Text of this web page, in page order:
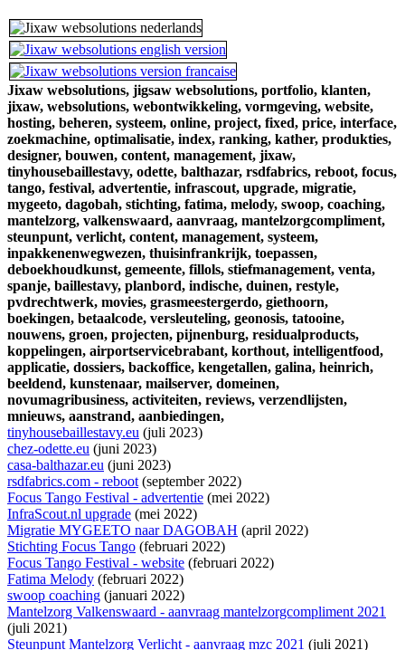
Jixaw websolutions, jigsaw websolutions, portfolio, klanten,
jixaw, websolutions, webontwikkeling, vormgeving, website,
hosting, beheren, systeem, online, project, fixed, price, interface,
zoekmachine, optimalisatie, index, ranking, kather, produkties,
designer, bouwen, content, management, jixaw,
tinyhousebaillestavy, odette, balthazar, rsdfabrics, reboot, focus,
tango, festival, advertentie, infrascout, upgrade, migratie,
mygeeto, dagobah, stichting, fatima, melody, swoop, coaching,
mantelzorg, valkenswaard, aanvraag, mantelzorgcompliment,
steunpunt, verlicht, content, management, systeem,
inpakkenenwegwezen, thuisinfrankrijk, toepassen,
deboekhoudkunst, gemeente, fillols, stiefmanagement, venta,
spanje, baillestavy, planbord, indische, duinen, restyle,
pvdrechtwerk, movies, grasmeestergerdo, giethoorn,
boekingen, betaalcode, versleuteling, geonosis, tatooine,
nouwens, groen, projecten, pijnenburg, residualproducts,
koppelingen, airportservicebrabant, korthout, intelligentfood,
applicatie, dossiers, backoffice, kengetallen, galina, heinrich,
beeldend, kunstenaar, mailserver, domeinen,
novumagribusiness, activiteiten, reviews, verzendlijsten,
mnieuws, aanstrand, aanbiedingen,
tinyhousebaillestavy.eu (juli 2023)
chez-odette.eu (juni 2023)
casa-balthazar.eu (juni 2023)
rsdfabrics.com - reboot(september 2022)
Focus Tango Festival - advertentie (mei 2022)
InfraScout.nl upgrade (mei 2022)
Migratie MYGEETO naar DAGOBAH (april 2022)
Stichting Focus Tango (februari 2022)
Focus Tango Festival - website (februari 2022)
Fatima Melody (februari 2022)
swoop coaching (januari 2022)
Mantelzorg Valkenswaard - aanvraag mantelzorgcompliment 2021
(juli 2021)
Steunpunt Mantelzorg Verlicht - aanvraag mzc 2021 (juli 2021)